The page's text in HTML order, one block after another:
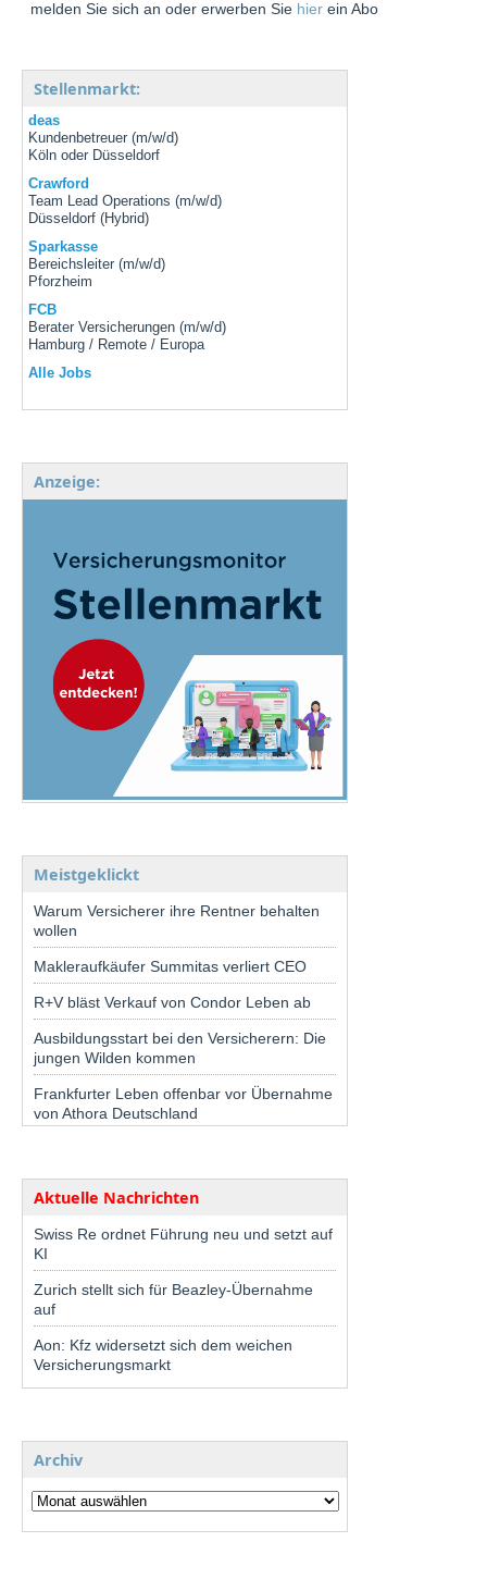
melden Sie sich an oder erwerben Sie hier ein Abo
Stellenmarkt:
deas
Kundenbetreuer (m/w/d)
Köln oder Düsseldorf
Crawford
Team Lead Operations (m/w/d)
Düsseldorf (Hybrid)
Sparkasse
Bereichsleiter (m/w/d)
Pforzheim
FCB
Berater Versicherungen (m/w/d)
Hamburg / Remote / Europa
Alle Jobs
Anzeige:
Meistgeklickt
Warum Versicherer ihre Rentner behalten
wollen
Makleraufkäufer Summitas verliert CEO
R+V bläst Verkauf von Condor Leben ab
Ausbildungsstart bei den Versicherern: Die
jungen Wilden kommen
Frankfurter Leben offenbar vor Übernahme
von Athora Deutschland
Aktuelle Nachrichten
Swiss Re ordnet Führung neu und setzt auf
KI
Zurich stellt sich für Beazley-Übernahme
auf
Aon: Kfz widersetzt sich dem weichen
Versicherungsmarkt
Archiv